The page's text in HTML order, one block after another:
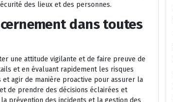
des lieux et des personnes.
dans toutes
une attitude vigilante et de faire preuve de
et en évaluant rapidement les risques
agir de manière proactive pour assurer la
de prendre des décisions éclairées et
prévention des incidents et la gestion des